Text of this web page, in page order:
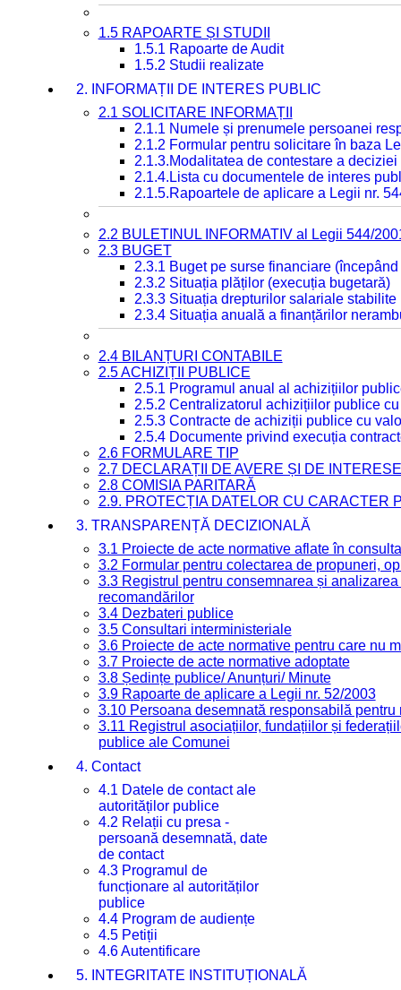
1.5 RAPOARTE ȘI STUDII
1.5.1 Rapoarte de Audit
1.5.2 Studii realizate
2. INFORMAȚII DE INTERES PUBLIC
2.1 SOLICITARE INFORMAȚII
2.1.1 Numele și prenumele persoanei
2.1.2 Formular pentru solicitare în baza
2.1.3.Modalitatea de contestare a
2.1.4.Lista cu documentele de interes
2.1.5.Rapoartele de aplicare a Legii nr.
2.2 BULETINUL INFORMATIV al Legii 544/
2.3 BUGET
2.3.1 Buget pe surse financiare
2.3.2 Situația plăților (execuția bugetară)
2.3.3 Situația drepturilor salariale
2.3.4 Situația anuală a finanțărilor
2.4 BILANȚURI CONTABILE
2.5 ACHIZIȚII PUBLICE
2.5.1 Programul anual al achizițiilor
2.5.2 Centralizatorul achizițiilor publice
2.5.3 Contracte de achiziții publice cu
2.5.4 Documente privind execuția
2.6 FORMULARE TIP
2.7 DECLARAȚII DE AVERE ȘI DE INTERESE
2.8 COMISIA PARITARĂ
2.9. PROTECȚIA DATELOR CU CARACTER
3. TRANSPARENȚĂ DECIZIONALĂ
3.1 Proiecte de acte normative aflate în
3.2 Formular pentru colectarea de propuneri,
3.3 Registrul pentru consemnarea și
recomandărilor
3.4 Dezbateri publice
3.5 Consultari interministeriale
3.6 Proiecte de acte normative pentru care nu
3.7 Proiecte de acte normative adoptate
3.8 Ședințe publice/ Anunțuri/ Minute
3.9 Rapoarte de aplicare a Legii nr. 52/2003
3.10 Persoana desemnată responsabilă
3.11 Registrul asociațiilor, fundațiilor și
publice ale Comunei
4. Contact
4.1 Datele de contact ale
autorităților publice
4.2 Relații cu presa -
persoană desemnată, date
de contact
4.3 Programul de
funcționare al autorităților
publice
4.4 Program de audiențe
4.5 Petiții
4.6 Autentificare
5. INTEGRITATE INSTITUȚIONALĂ